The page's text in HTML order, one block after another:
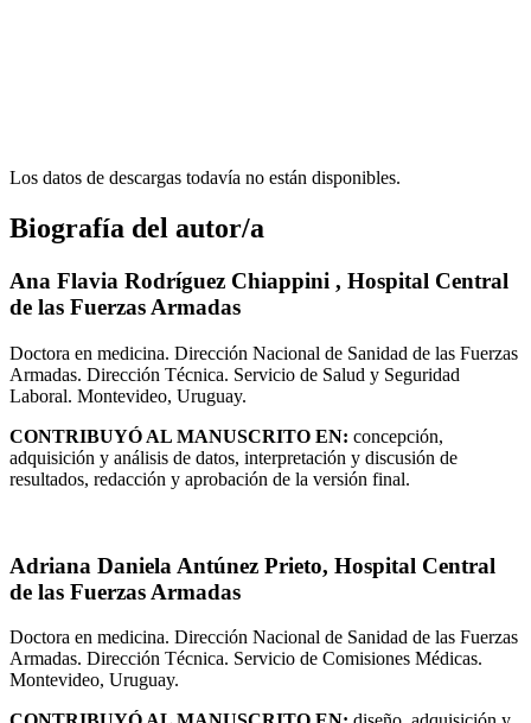
Los datos de descargas todavía no están disponibles.
Biografía del autor/a
Ana Flavia Rodríguez Chiappini , Hospital Central
de las Fuerzas Armadas
Doctora en medicina. Dirección Nacional de Sanidad de las Fuerzas
Armadas. Dirección Técnica. Servicio de Salud y Seguridad
Laboral. Montevideo, Uruguay.
CONTRIBUYÓ AL MANUSCRITO EN: concepción,
adquisición y análisis de datos, interpretación y discusión de
resultados, redacción y aprobación de la versión final.
Adriana Daniela Antúnez Prieto, Hospital Central
de las Fuerzas Armadas
Doctora en medicina. Dirección Nacional de Sanidad de las Fuerzas
Armadas. Dirección Técnica. Servicio de Comisiones Médicas.
Montevideo, Uruguay.